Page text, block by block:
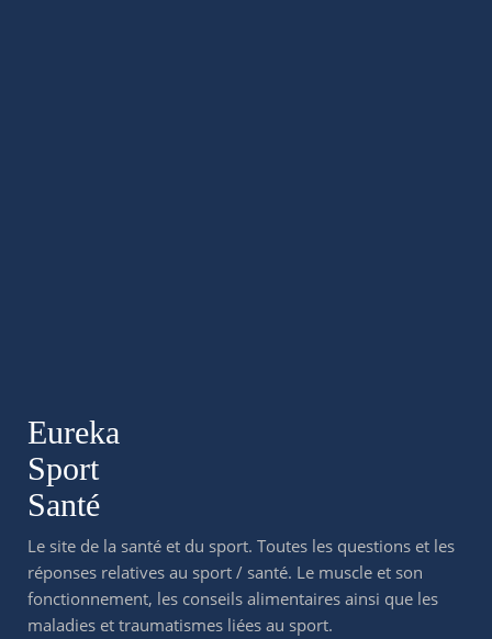
Eureka
Sport
Santé
Le site de la santé et du sport. Toutes les questions et les
réponses relatives au sport / santé. Le muscle et son
fonctionnement, les conseils alimentaires ainsi que les
maladies et traumatismes liées au sport.